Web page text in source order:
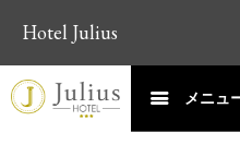
Hotel Julius
メニュ